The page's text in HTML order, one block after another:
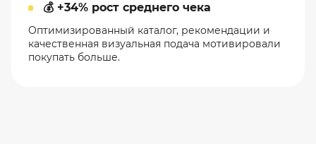
💰 +34% рост среднего чека
Оптимизированный каталог, рекомендации и
качественная визуальная подача мотивировали
покупать больше.